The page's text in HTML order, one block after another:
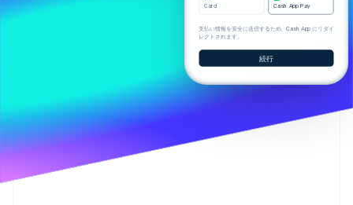
Stripe Sessions 2026
Stripe が AI の経済インフラをどのように構築しているかを
ご覧ください。
こちらをご覧ください
Card Cash App Pay
支払い情報を安全に送信するため、Cash App にリダイ
レクトされます。
続行